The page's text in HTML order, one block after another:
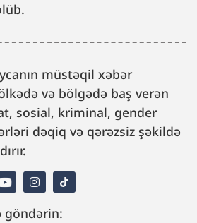
müstəqil xəbər
və bölgədə baş verən
sosial, kriminal, gender
dəqiq və qərəzsiz şəkildə
göndərin: